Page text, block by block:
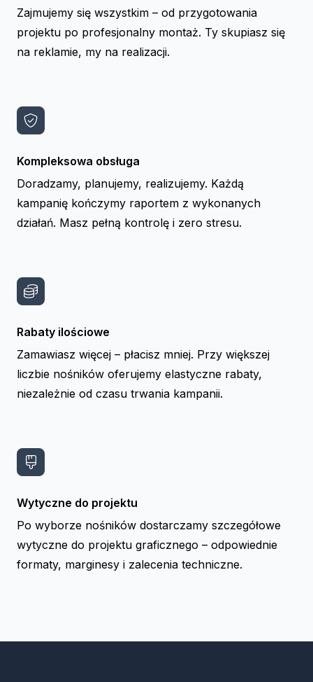
Zajmujemy się wszystkim – od przygotowania
projektu po profesjonalny montaż. Ty skupiasz się
na reklamie, my na realizacji.
Kompleksowa obsługa
Doradzamy, planujemy, realizujemy. Każdą
kampanię kończymy raportem z wykonanych
działań. Masz pełną kontrolę i zero stresu.
Rabaty ilościowe
Zamawiasz więcej – płacisz mniej. Przy większej
liczbie nośników oferujemy elastyczne rabaty,
niezależnie od czasu trwania kampanii.
Wytyczne do projektu
Po wyborze nośników dostarczamy szczegółowe
wytyczne do projektu graficznego – odpowiednie
formaty, marginesy i zalecenia techniczne.